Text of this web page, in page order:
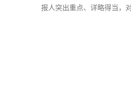
报人突出重点、详略得当，